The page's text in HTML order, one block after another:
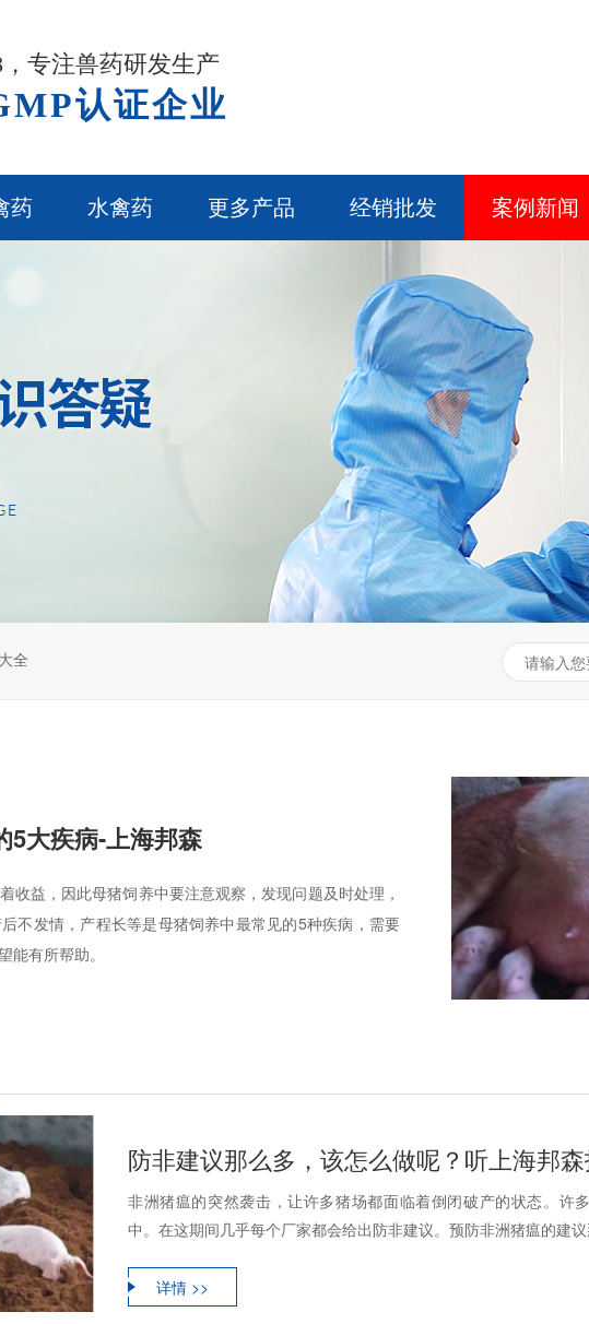
专注兽药研发生产
认证企业
药 水禽药 更多产品 经销批发 案例新闻
全
5大疾病-上海邦森
收益，因此母猪饲养中要注意观察，发现问题及时处理，
不发情，产程长等是母猪饲养中最常见的5种疾病，需要
能有所帮助。
防非建议那么多，该怎么做呢？听上海邦
非洲猪瘟的突然袭击，让许多猪场都面临着倒闭破产的状态。许
中。在这期间几乎每个厂家都会给出防非建议。预防非洲猪瘟的建
详情 >>